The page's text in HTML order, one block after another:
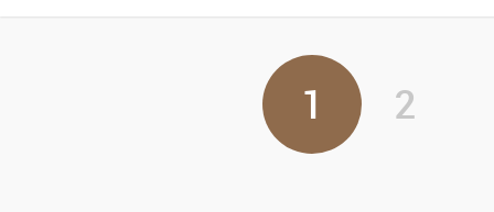
1 2